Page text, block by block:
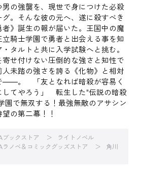
の強襲を、現世で身につけた必殺
。そんな彼の元へ、遂に殺すべき
》誕生の報が届いた。王国中の魔
騎士学園で勇者と出会える事を知
タルトと共に入学試験へと挑む。
せ付けない圧倒的な強さと知性で
未踏の強さを誇る《化物》と相対
――。 「友となれば暗殺が容易く
してやろう」 転生した"伝説の暗殺
園で無双する！最強無敵のアサシン
の第二幕！！
ブックストア
ライトノベル
ラノベ＆コミックグッズストア
角川